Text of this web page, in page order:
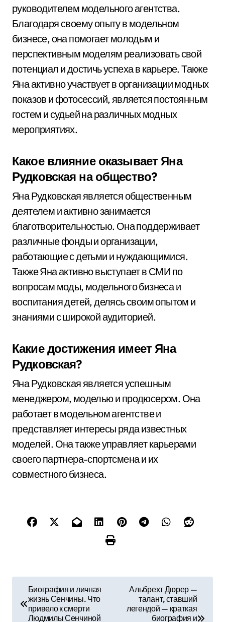
руководителем модельного агентства.
Благодаря своему опыту в модельном
бизнесе, она помогает молодым и
перспективным моделям реализовать свой
потенциал и достичь успеха в карьере. Также
Яна активно участвует в организации модных
показов и фотосессий, является постоянным
гостем и судьей на различных модных
мероприятиях.
Какое влияние оказывает Яна
Рудковская на общество?
Яна Рудковская является общественным
деятелем и активно занимается
благотворительностью. Она поддерживает
различные фонды и организации,
работающие с детьми и нуждающимися.
Также Яна активно выступает в СМИ по
вопросам моды, модельного бизнеса и
воспитания детей, делясь своим опытом и
знаниями с широкой аудиторией.
Какие достижения имеет Яна
Рудковская?
Яна Рудковская является успешным
менеджером, моделью и продюсером. Она
работает в модельном агентстве и
представляет интересы ряда известных
моделей. Она также управляет карьерами
своего партнера-спортсмена и их
совместного бизнеса.
Биография и личная
жизнь Сенчины. Что
привело к смерти
Людмилы Сенчиной
Альбрехт Дюрер —
талант, ставший
легендой — краткая
биография и